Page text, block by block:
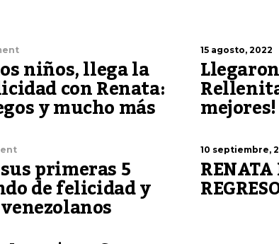
niños, llega la
con Renata:
y mucho más
15 agosto, 2022
mejores!
primeras 5
de felicidad y
10 septiembre,